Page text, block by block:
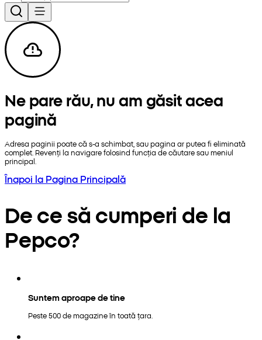
Ne pare rău, nu am găsit acea
pagină
Adresa paginii poate că s-a schimbat, sau pagina ar putea fi eliminată
complet. Revenți la navigare folosind funcția de căutare sau meniul
principal.
Înapoi la Pagina Principală
De ce să cumperi de la
Pepco?
Suntem aproape de tine
Peste 500 de magazine în toată țara.